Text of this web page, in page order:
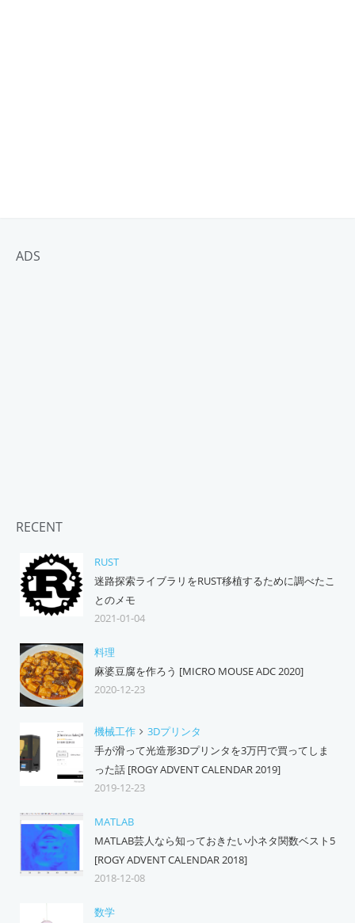
ADS
RECENT
RUST
迷路探索ライブラリをRUST移植するために調べたこ
とのメモ
2021-01-04
料理
麻婆豆腐を作ろう [MICRO MOUSE ADC 2020]
2020-12-23
機械工作
3Dプリンタ
手が滑って光造形3Dプリンタを3万円で買ってしま
った話 [ROGY ADVENT CALENDAR 2019]
2019-12-23
MATLAB
MATLAB芸人なら知っておきたい小ネタ関数ベスト5
[ROGY ADVENT CALENDAR 2018]
2018-12-08
数学